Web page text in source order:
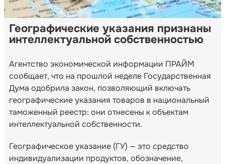
Географические указания признаны
интеллектуальной собственностью
Агентство экономической информации ПРАЙМ
сообщает, что на прошлой неделе Государственная
Дума одобрила закон, позволяющий включать
географические указания товаров в национальный
таможенный реестр: они отнесены к объектам
интеллектуальной собственности.
Географическое указание (ГУ) — это средство
индивидуализации продуктов, обозначение,